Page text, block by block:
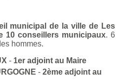
municipal de la ville de Les
10 conseillers municipaux. 6
hommes.
- 1er adjoint au Maire
- 2ème adjoint au